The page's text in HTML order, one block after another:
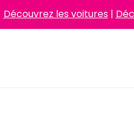
Découvrez les voitures|